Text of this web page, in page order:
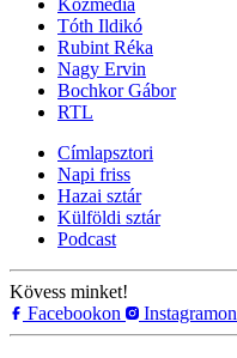
Tóth Ildikó
Rubint Réka
Nagy Ervin
Bochkor Gábor
RTL
Címlapsztori
Napi friss
Hazai sztár
Külföldi sztár
Podcast
Kövess minket!
Facebookon
Instagramon